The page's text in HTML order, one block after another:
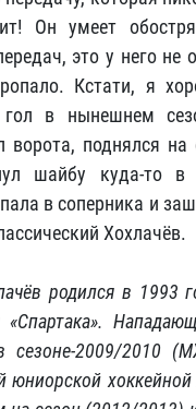
Он умеет
это у него не
Кстати, я
гол в нынешнем
ворота, поднялся
шайбу куда-то в
в соперника и
Хохлачёв.
родился в 1993
«Спартака».
сезоне-2009/2010
юниорской